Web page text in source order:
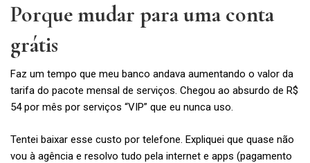
Porque mudar para uma conta
grátis
Faz um tempo que meu banco andava aumentando o valor da
tarifa do pacote mensal de serviços. Chegou ao absurdo de R$
54 por mês por serviços “VIP” que eu nunca uso.
Tentei baixar esse custo por telefone. Expliquei que quase não
vou à agência e resolvo tudo pela internet e apps (pagamento